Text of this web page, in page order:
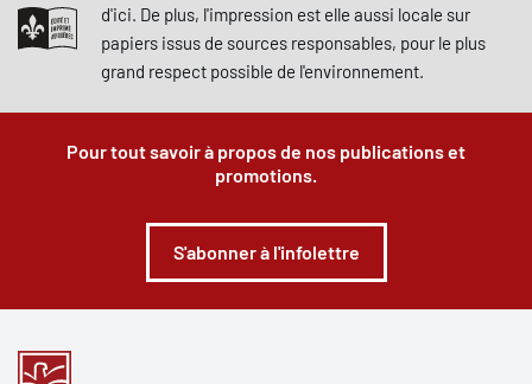
d'ici. De plus, l'impression est elle aussi locale sur
papiers issus de sources responsables, pour le plus
grand respect possible de l'environnement.
Pour tout savoir à propos de nos publications et
promotions.
S'abonner à l'infolettre